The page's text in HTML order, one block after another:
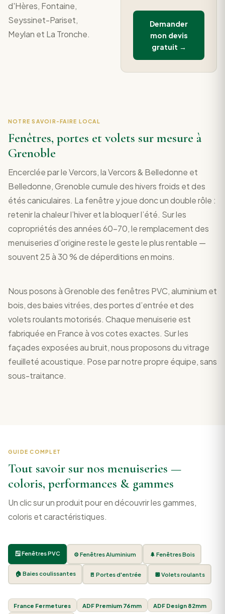
d'Hères, Fontaine,
Seyssinet-Pariset,
Meylan et La Tronche.
Demander
mon devis
gratuit →
NOTRE SAVOIR-FAIRE LOCAL
Fenêtres, portes et volets sur mesure à
Grenoble
Encerclée par le Vercors, la Vercors & Belledonne et
Belledonne, Grenoble cumule des hivers froids et des
étés caniculaires. La fenêtre y joue donc un double rôle :
retenir la chaleur l’hiver et la bloquer l’été. Sur les
copropriétés des années 60-70, le remplacement des
menuiseries d’origine reste le geste le plus rentable —
souvent 25 à 30 % de déperditions en moins.
Nous posons à Grenoble des fenêtres PVC, aluminium et
bois, des baies vitrées, des portes d’entrée et des
volets roulants motorisés. Chaque menuiserie est
fabriquée en France à vos cotes exactes. Sur les
façades exposées au bruit, nous proposons du vitrage
feuilleté acoustique. Pose par notre propre équipe, sans
sous-traitance.
GUIDE COMPLET
Tout savoir sur nos menuiseries —
coloris, performances & gammes
Un clic sur un produit pour en découvrir les gammes,
coloris et caractéristiques.
🪟 Fenêtres PVC ⚙️ Fenêtres Aluminium 🌲 Fenêtres Bois
🏠 Baies coulissantes 🚪 Portes d'entrée 🔲 Volets roulants
France Fermetures ADF Premium 76mm ADF Design 82mm